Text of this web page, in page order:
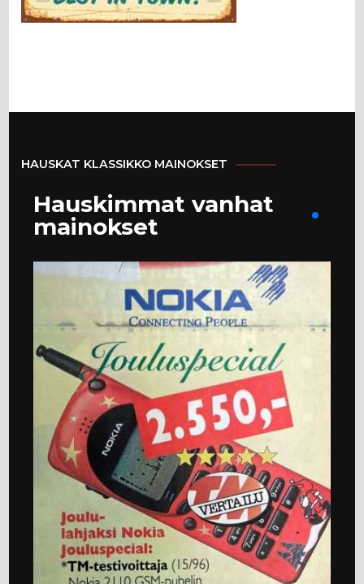
HAUSKAT KLASSIKKO MAINOKSET
Hauskimmat vanhat
mainokset